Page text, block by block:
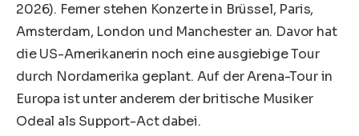
2026). Ferner stehen Konzerte in Brüssel, Paris,
Amsterdam, London und Manchester an. Davor hat
die US-Amerikanerin noch eine ausgiebige Tour
durch Nordamerika geplant. Auf der Arena-Tour in
Europa ist unter anderem der britische Musiker
Odeal als Support-Act dabei.